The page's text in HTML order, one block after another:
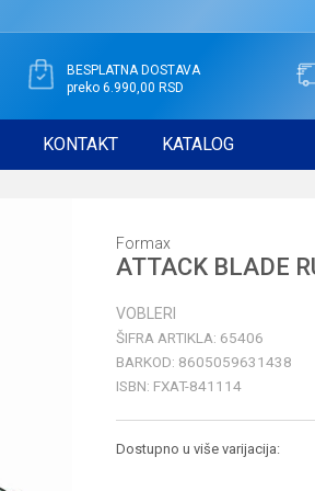
BESPLATNA DOSTAVA
preko 6.990,00 RSD
KONTAKT KATALOG
Formax
ATTACK BLADE
VOBLERI
ŠIFRA ARTIKLA: 65406
BARKOD: 8605059631438
ISBN: FXAT-841114
Dostupno u više varijacija: